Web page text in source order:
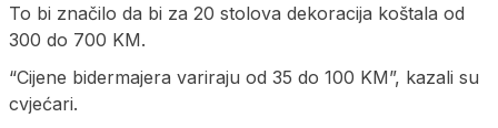
To bi značilo da bi za 20 stolova dekoracija koštala od
300 do 700 KM.
“Cijene bidermajera variraju od 35 do 100 KM”, kazali su
cvjećari.